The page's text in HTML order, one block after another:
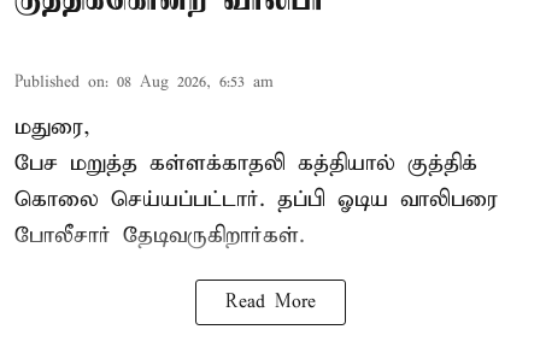
Published on: 08 Aug 2026, 6:53 am
மதுரை,
பேச மறுத்த கள்ளக்காதலி கத்தியால் குத்திக்
கொலை செய்யப்பட்டார். தப்பி ஓடிய வாலிபரை
போலீசார் தேடிவருகிறார்கள்.
Read More